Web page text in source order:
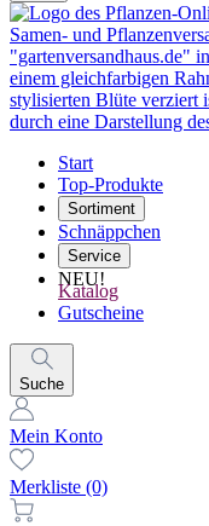
Start
Top-Produkte
Sortiment
Schnäppchen
Service
NEU!
Katalog
Gutscheine
Suche
Mein Konto
Merkliste (0)